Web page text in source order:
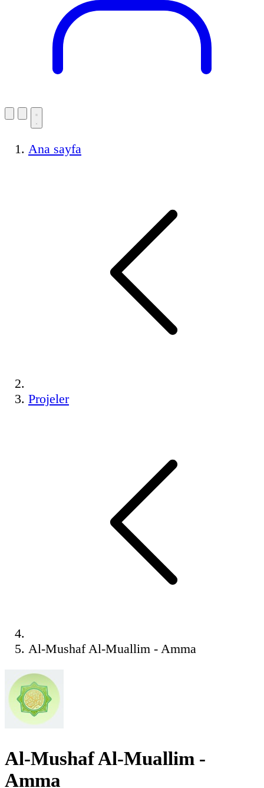
Ana sayfa
Projeler
Al-Mushaf Al-Muallim - Amma
Al-Mushaf Al-Muallim -
Amma